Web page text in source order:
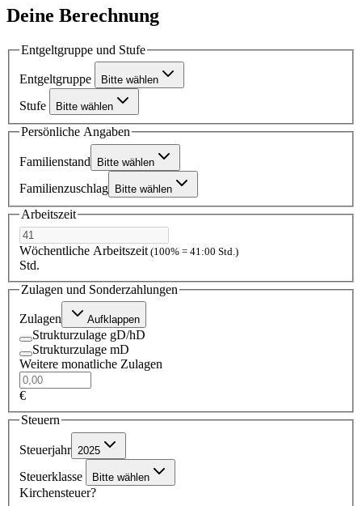
Deine Berechnung
Entgeltgruppe und Stufe
Entgeltgruppe Bitte wählen
Stufe Bitte wählen
Persönliche Angaben
Familienstand Bitte wählen
Familienzuschlag Bitte wählen
Arbeitszeit
Wöchentliche Arbeitszeit (100% = 41:00 Std.)
Std.
Zulagen und Sonderzahlungen
Zulagen Aufklappen
Strukturzulage gD/hD
Strukturzulage mD
Weitere monatliche Zulagen
€
Steuern
Steuerjahr 2025
Steuerklasse Bitte wählen
Kirchensteuer?